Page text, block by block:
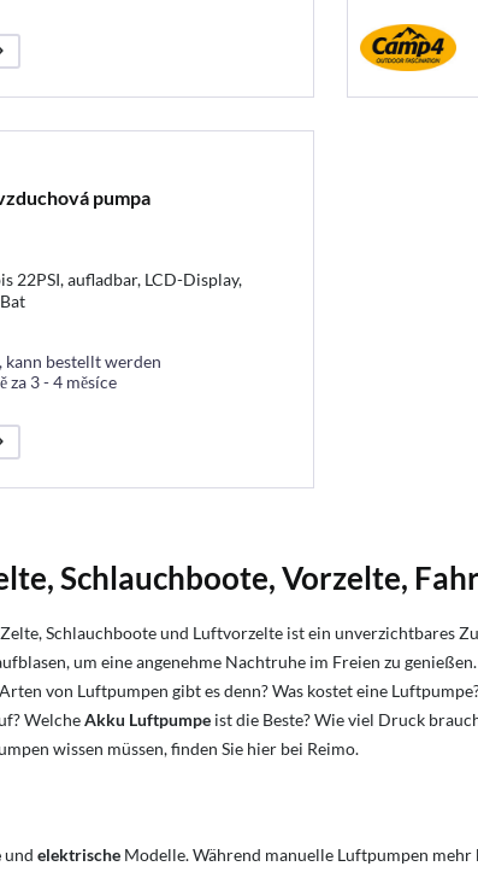
pumpa
22PSI, aufladbar, LCD-Display,
kann bestellt werden
za 3 - 4 měsíce
Schlauchboote, Vorzelte,
Schlauchboote und Luftvorzelte ist ein unverzichtbares
um eine angenehme Nachtruhe im Freien zu
von Luftpumpen gibt es denn? Was kostet eine
WelcheAkku Luftpumpe ist die Beste?Wie viel Druck
wissen müssen, finden Sie hier bei Reimo.
und elektrische Modelle. Während manuelle Luftpumpen